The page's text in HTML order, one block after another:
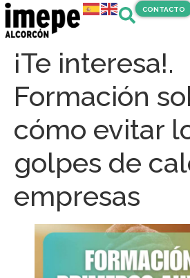
CONTACTO
¡Te interesa!.
Formación
cómo evitar
golpes de
empresas